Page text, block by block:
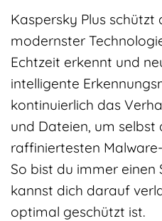
Kaspersky Plus schützt
modernster
Echtzeit erkennt und
intelligente
kontinuierlich das
und Dateien, um selbst
raffiniertesten
So bist du immer einen
kannst dich darauf
optimal geschützt ist.